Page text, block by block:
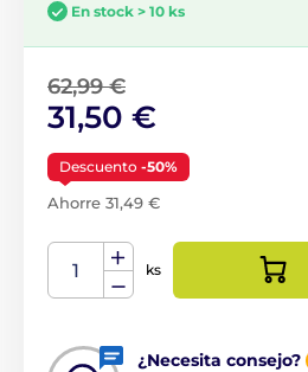
En stock > 10 ks
62,99 €
31,50 €
Descuento -50%
Ahorre 31,49 €
ks
¿Necesita consejo?